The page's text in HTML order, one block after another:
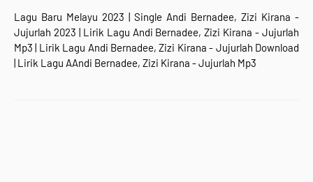
Lagu Baru Melayu 2023 | Single Andi Bernadee, Zizi Kirana -
Jujurlah 2023 | Lirik Lagu Andi Bernadee, Zizi Kirana - Jujurlah
Mp3 | Lirik Lagu Andi Bernadee, Zizi Kirana - Jujurlah Download
| Lirik Lagu AAndi Bernadee, Zizi Kirana - Jujurlah Mp3